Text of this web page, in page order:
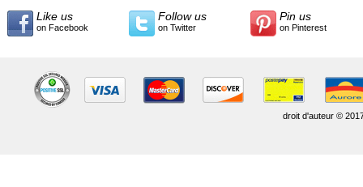
Like us
on Facebook
Follow us
on Twitter
Pin us
on Pinterest
droit d'auteur ©